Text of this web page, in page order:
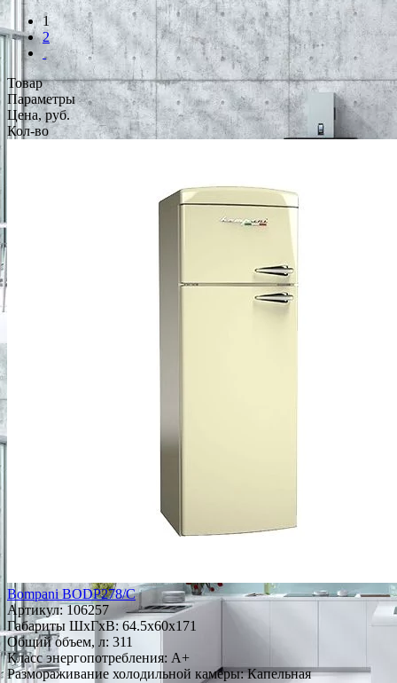
1
2
Товар
Параметры
Цена, руб.
Кол-во
Bompani BODP278/C
Артикул: 106257
Габариты ШxГxВ: 64.5x60x171
Общий объем, л: 311
Класс энергопотребления: A+
Размораживание холодильной камеры: Капельная